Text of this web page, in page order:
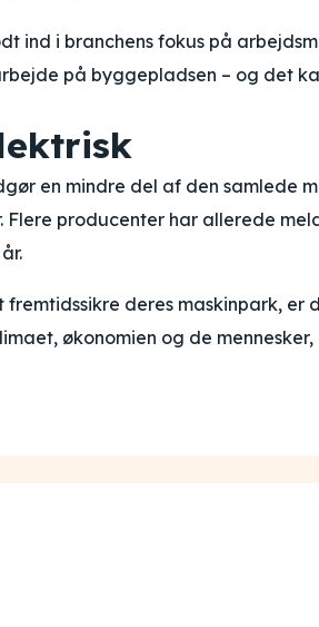
ind i branchens fokus på
på byggepladsen – og det
en mindre del af den samlede
Flere producenter har allerede
fremtidssikre deres maskinpark,
økonomien og de